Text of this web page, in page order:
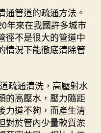
通管道的疏通方法。
年來在我國許多城市
徑不是很大的管道中
情況下能徹底清除管
疏通清洗，高壓射水
的高壓水，壓力隨距
力道不夠，而產生清
對於管內少量軟質淤